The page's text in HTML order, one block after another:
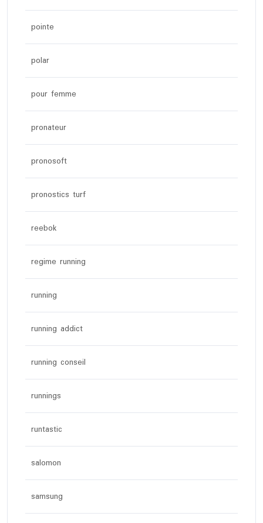
pointe
polar
pour femme
pronateur
pronosoft
pronostics turf
reebok
regime running
running
running addict
running conseil
runnings
runtastic
salomon
samsung